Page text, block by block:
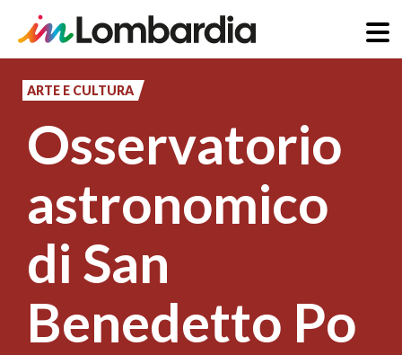
principale
ARTE E CULTURA
Osservatorio
astronomico
di San
Benedetto Po